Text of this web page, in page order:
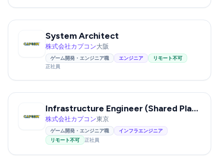
System Architect
株式会社カプコン大阪
ゲーム開発・エンジニア職 エンジニア
リモート不可
正社員
Infrastructure Engineer (Shared Platform Development)
株式会社カプコン東京
ゲーム開発・エンジニア職
インフラエンジニア
リモート不可
正社員